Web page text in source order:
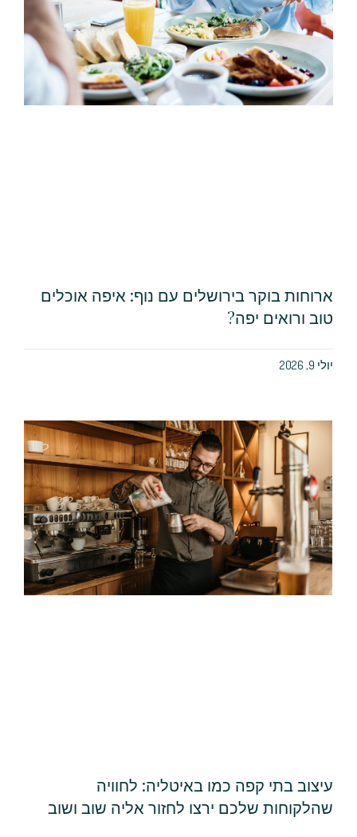
ארוחות בוקר בירושלים עם נוף: איפה אוכלים
טוב ורואים יפה?
יולי 9, 2026
עיצוב בתי קפה כמו באיטליה: לחוויה
שהלקוחות שלכם ירצו לחזור אליה שוב ושוב